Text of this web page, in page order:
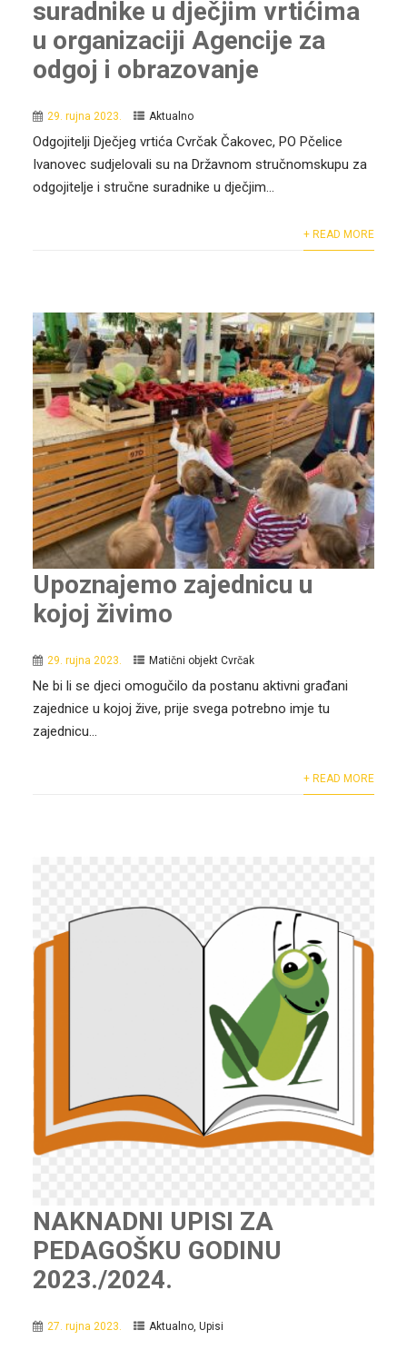
suradnike u dječjim vrtićima
u organizaciji Agencije za
odgoj i obrazovanje
29. rujna 2023. Aktualno
Odgojitelji Dječjeg vrtića Cvrčak Čakovec, PO Pčelice
Ivanovec sudjelovali su na Državnom stručnomskupu za
odgojitelje i stručne suradnike u dječjim...
+ READ MORE
Upoznajemo zajednicu u
kojoj živimo
29. rujna 2023. Matični objekt Cvrčak
Ne bi li se djeci omogučilo da postanu aktivni građani
zajednice u kojoj žive, prije svega potrebno imje tu
zajednicu...
+ READ MORE
NAKNADNI UPISI ZA
PEDAGOŠKU GODINU
2023./2024.
27. rujna 2023. Aktualno, Upisi